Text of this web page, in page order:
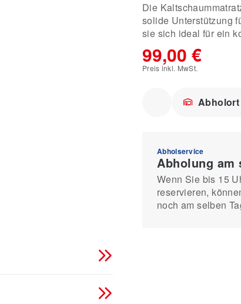
Die
solide Unterstützung
sie sich ideal für ein
99,00 €
Preis inkl. MwSt.
Abholort
Abholservice
Abholung am
Wenn Sie bis 15
reservieren,
noch am selben